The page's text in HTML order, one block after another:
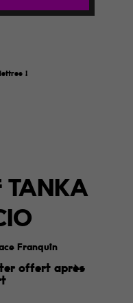
!
TANKA
Franquin
offert après